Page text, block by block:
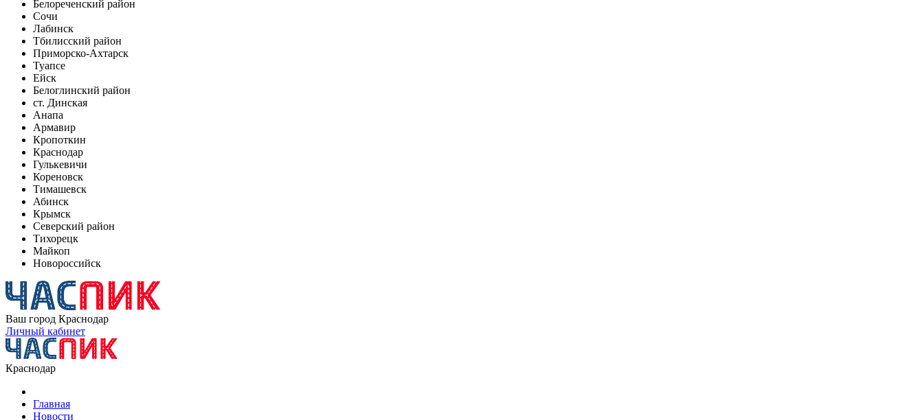
Белореченский район
Сочи
Лабинск
Тбилисский район
Приморско-Ахтарск
Туапсе
Ейск
Белоглинский район
ст. Динская
Анапа
Армавир
Кропоткин
Краснодар
Гулькевичи
Кореновск
Тимашевск
Абинск
Крымск
Северский район
Тихорецк
Майкоп
Новороссийск
Ваш город Краснодар
Личный кабинет
Краснодар
Главная
Новости